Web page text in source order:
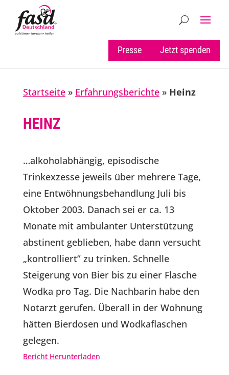
Presse Jetzt spenden
Startseite» Erfahrungsberichte» Heinz
HEINZ
…alkoholabhängig, episodische
Trinkexzesse jeweils über mehrere Tage,
eine Entwöhnungsbehandlung Juli bis
Oktober 2003. Danach sei er ca. 13
Monate mit ambulanter Unterstützung
abstinent geblieben, habe dann versucht
„kontrolliert” zu trinken. Schnelle
Steigerung von Bier bis zu einer Flasche
Wodka pro Tag. Die Nachbarin habe den
Notarzt gerufen. Überall in der Wohnung
hätten Bierdosen und Wodkaflaschen
gelegen.
Bericht Herunterladen